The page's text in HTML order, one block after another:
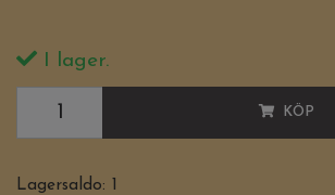
I lager.
KÖP
Lagersaldo: